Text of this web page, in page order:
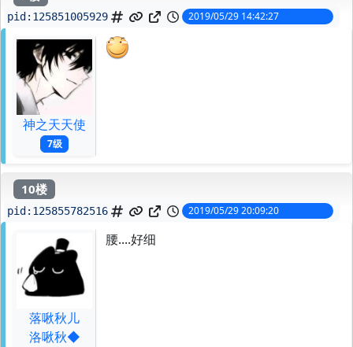
pid: 125851005929 2019/05/29 14:42:27
神之天天使
7级
10楼
pid: 125855782516 2019/05/29 20:09:20
落啾秋儿
洛啾秋◆
腰....好细